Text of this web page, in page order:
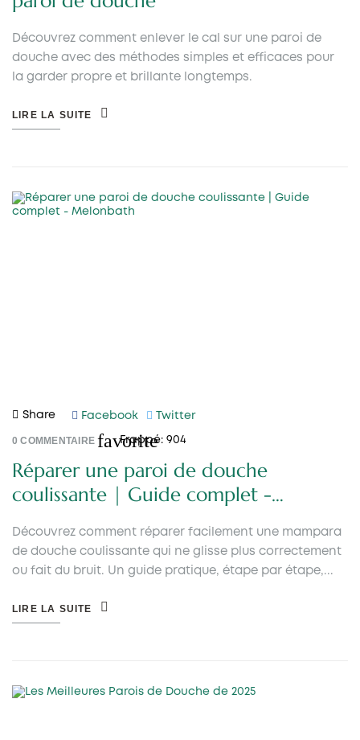
Découvrez comment enlever le cal sur une paroi de
douche avec des méthodes simples et efficaces pour
la garder propre et brillante longtemps.
LIRE LA SUITE
Share Facebook Twitter
0COMMENTAIRE favorite
Frappé: 904
Réparer une paroi de douche
coulissante | Guide complet -
Découvrez comment réparer facilement une mampara
de douche coulissante qui ne glisse plus correctement
ou fait du bruit. Un guide pratique, étape par étape,...
LIRE LA SUITE